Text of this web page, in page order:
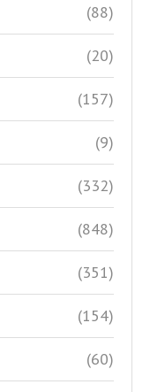
(88)
(20)
(157)
(9)
(332)
(848)
(351)
(154)
(60)